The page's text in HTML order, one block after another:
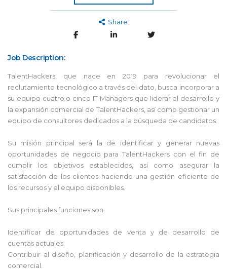
Share:
Job Description:
TalentHackers, que nace en 2019 para revolucionar el
reclutamiento tecnológico a través del dato, busca incorporar a
su equipo cuatro o cinco IT Managers que liderar el desarrollo y
la expansión comercial de TalentHackers, así como gestionar un
equipo de consultores dedicados a la búsqueda de candidatos.
Su misión principal será la de identificar y generar nuevas
oportunidades de negocio para TalentHackers con el fin de
cumplir los objetivos establecidos, así como asegurar la
satisfacción de los clientes haciendo una gestión eficiente de
los recursos y el equipo disponibles.
Sus principales funciones son:
Identificar de oportunidades de venta y de desarrollo de
cuentas actuales.
Contribuir al diseño, planificación y desarrollo de la estrategia
comercial.